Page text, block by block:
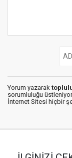
Yorum yazarak
sorumluluğu
İnternet Sitesi hiçbir